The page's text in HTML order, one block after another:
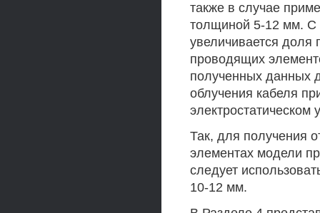
также в случае
толщиной 5-12 мм. С
увеличивается доля
проводящих
полученных данных
облучения кабеля
электростатическом
Так, для получения
элементах модели
следует
10-12 мм.